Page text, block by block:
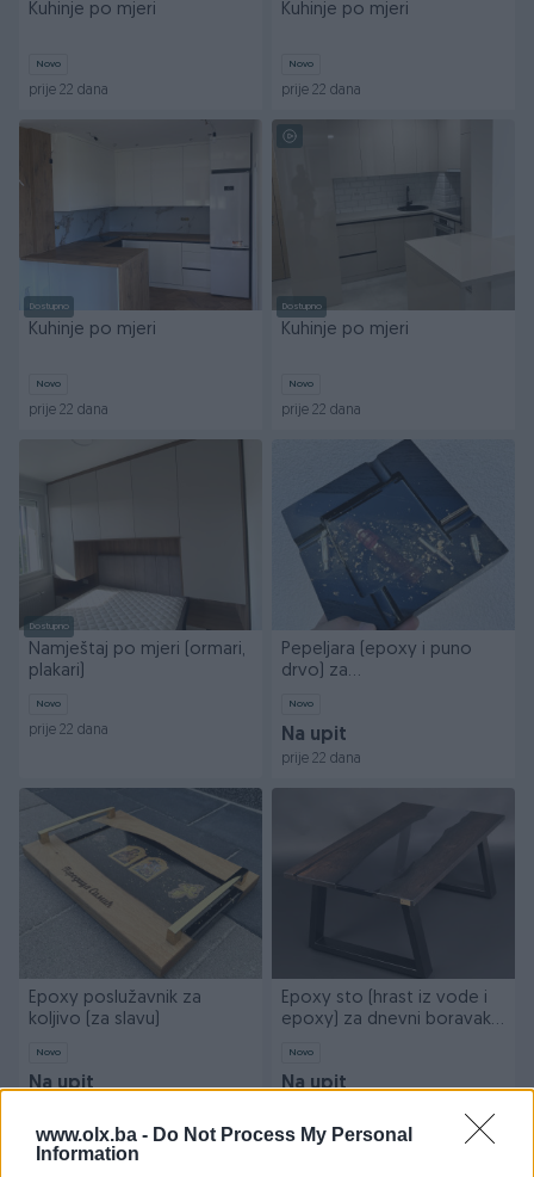
www.olx.ba - Do Not Process My Personal
Information
Kuhinje po mjeri
Novo
prije 22 dana
Kuhinje po mjeri
Novo
prije 22 dana
Dostupno
Kuhinje po mjeri
Novo
prije 22 dana
Dostupno
Kuhinje po mjeri
Novo
prije 22 dana
Dostupno
Namještaj po mjeri (ormari,
plakari)
Novo
prije 22 dana
Pepeljara (epoxy i puno
drvo) za
Novo
Na upit
prije 22 dana
Epoxy poslužavnik za
koljivo (za slavu)
Novo
Na upit
Epoxy sto (hrast iz vode i
epoxy) za dnevni boravak,
Novo
Na upit